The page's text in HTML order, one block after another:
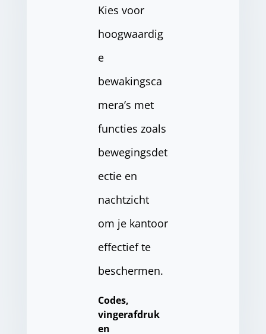
Kies voor
hoogwaardig
e
bewakingsca
mera’s met
functies zoals
bewegingsdet
ectie en
nachtzicht
om je kantoor
effectief te
beschermen.
Codes,
vingerafdruk
en